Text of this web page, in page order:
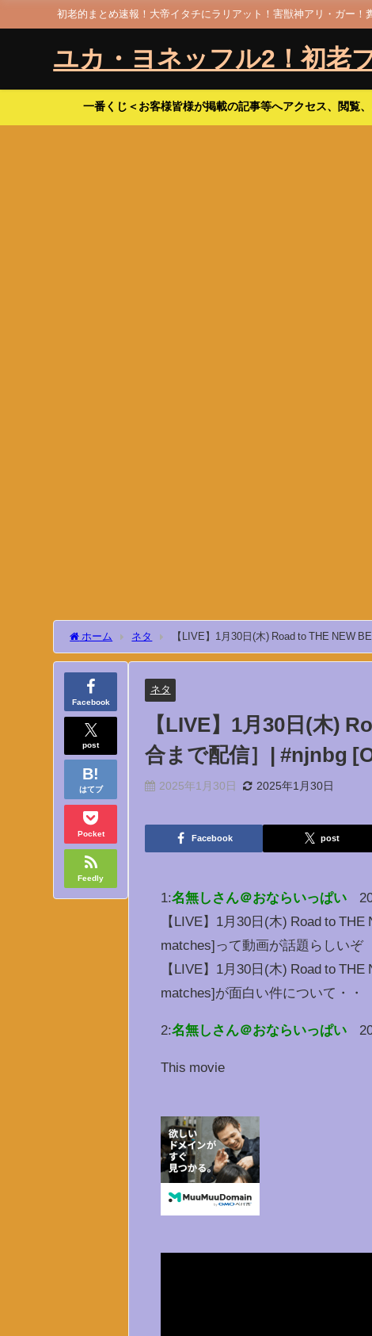
初老的まとめ速報！大帝イタチにラリアット！害獣神アリ・ガー
ユカ・ヨネッフル2！初老
一番くじ＜お客様皆様が掲載の記事等へアクセス、閲覧
ホーム ネタ
Facebook
post
はてブ
Pocket
Feedly
ネタ
【LIVE】1月30日(木)
合まで配信］| #njnbg
2025年1月30日 2025年1月30日
Facebook post
1:名無しさん＠おならいっぱい
【LIVE】1月30日(木) Road to
matches]って動画が話題らしいぞ
【LIVE】1月30日(木) Road to
matches]が面白い件について・・
2:名無しさん＠おならいっぱい
This movie